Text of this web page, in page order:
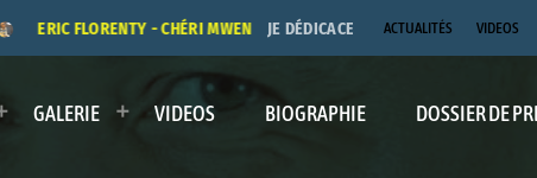
ERIC FLORENTY - CHÉRI MWEN JE DÉDICACE LE TITRE "CHÉRI MWEN" A
ACTUALITÉS VIDEOS
GALERIE VIDEOS BIOGRAPHIE DOSSIER DE